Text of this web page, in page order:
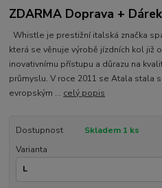
ZDARMA Doprava + Dárek
Whistle je prestižní italská značka
která se věnuje výrobě jízdních kol již
inovativnímu přístupu a důrazu na
průmyslu. V roce 2011 se Atala stala
evropským ... celý popis
Dostupnost
Skladem 1 ks
Varianta